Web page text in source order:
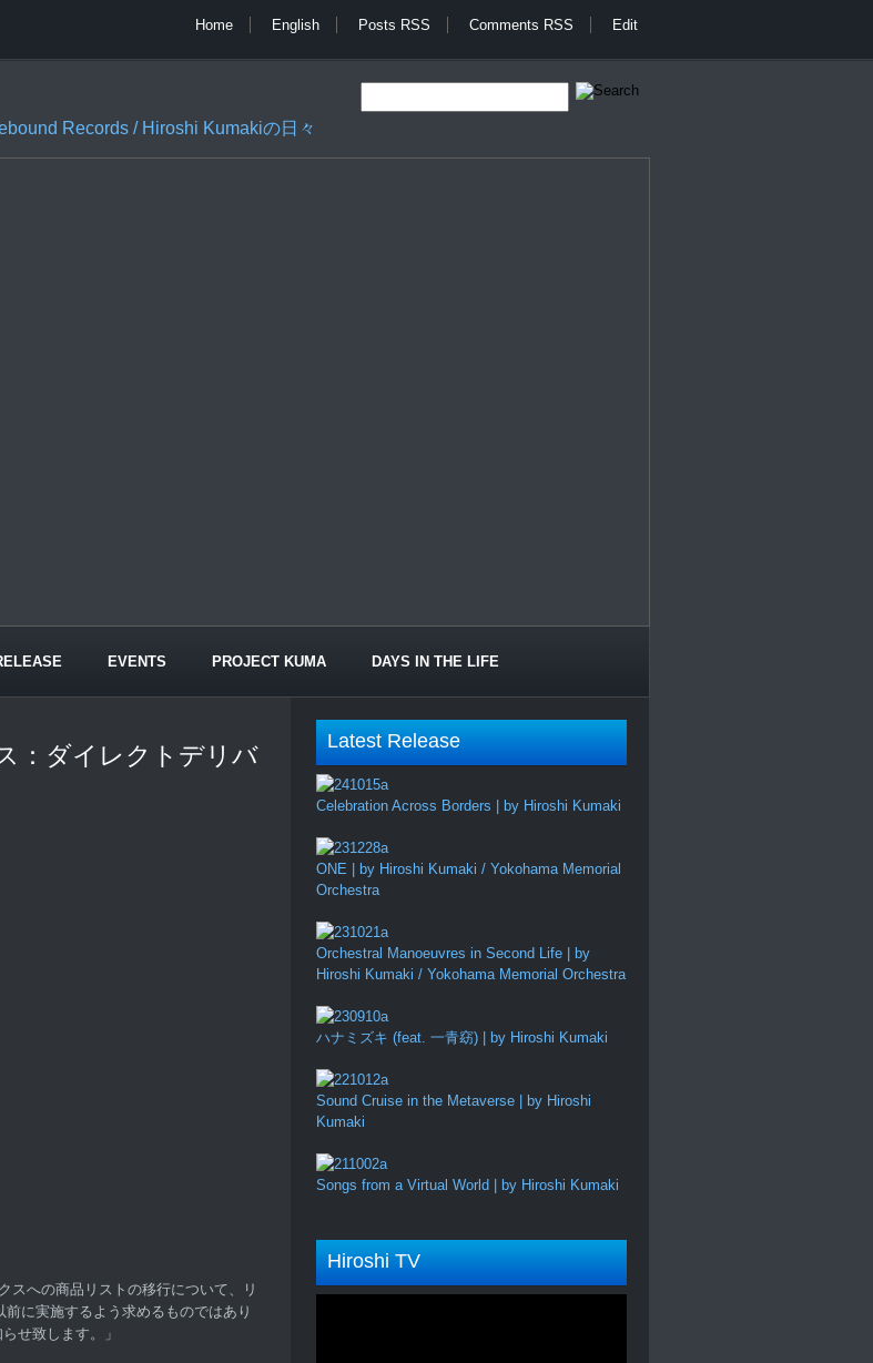
Home English Posts RSS Comments RSS Edit
Records / Hiroshi Kumakiの日々
EVENTS PROJECT KUMA DAYS IN THE LIFE
：ダイレクトデリバ
スへの商品リストの移行について、リ
に実施するよう求めるものではあり
せ致します。」
Latest Release
Celebration Across Borders | by Hiroshi Kumaki
ONE | by Hiroshi Kumaki / Yokohama Memorial
Orchestra
Orchestral Manoeuvres in Second Life | by
Hiroshi Kumaki / Yokohama Memorial Orchestra
ハナミズキ (feat. 一青窈) | by Hiroshi Kumaki
Sound Cruise in the Metaverse | by Hiroshi
Kumaki
Songs from a Virtual World | by Hiroshi Kumaki
Hiroshi TV